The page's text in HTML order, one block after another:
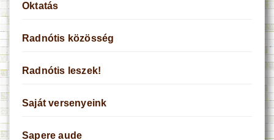
Oktatás
Radnótis közösség
Radnótis leszek!
Saját versenyeink
Sapere aude